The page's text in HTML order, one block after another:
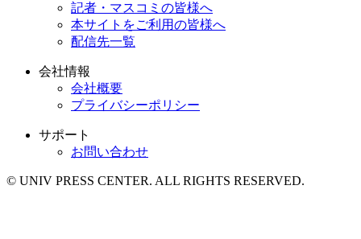
記者・マスコミの皆様へ
本サイトをご利用の皆様へ
配信先一覧
会社情報
会社概要
プライバシーポリシー
サポート
お問い合わせ
© UNIV PRESS CENTER. ALL RIGHTS RESERVED.